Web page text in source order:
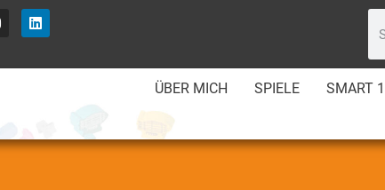
ÜBER MICH SPIELE SMART